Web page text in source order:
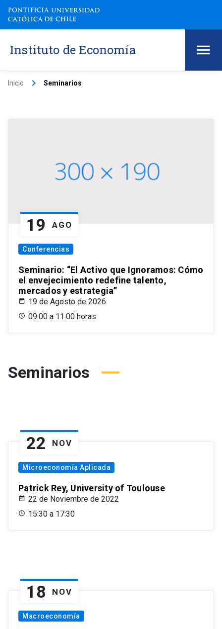
Instituto de Economía
Inicio keyboard_arrow_right Seminarios
19 AGO
Conferencias
Seminario: “El Activo que Ignoramos: Cómo
el envejecimiento redefine talento,
mercados y estrategia”
19 de Agosto de 2026
09:00 a 11:00 horas
Seminarios
22 NOV
Microeconomía Aplicada
Patrick Rey, University of Toulouse
22 de Noviembre de 2022
15:30 a 17:30
18 NOV
Macroeconomía